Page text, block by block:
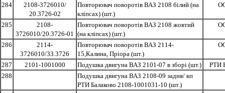
284
2108-3726010/
20.3726-02
Повторювач поворотів ВАЗ 2108 білий (на
кліпсах) (шт.)
285
2108-
3726010/20.3726-01
Повторювач поворотів ВАЗ 2108 жовтий
(на кліпсах) (шт.)
286
2114-
3726010/33.3726
Повторювач поворотів ВАЗ 2114-
15,Калина, Пріора (шт.)
287 2101-1001000 Подушка двигуна ВАЗ 2101-07 в зборі (шт.)
РТИ
288
Подушка двигуна ВАЗ 2108-09 задня/ кп
РТИ Балаково 2108-1001031-10 (шт.)